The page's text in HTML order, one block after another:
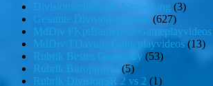
Divisionsmitglieder Vorstellung (3)
Gesamte Divisionsbeiträge (627)
MdDiv FKptBattlefield Gameplayvideos
MdDiv TDavidis Gameplayvideos (13)
Rubrik Bestes Gameplay (53)
Rubrik Büroprojekt
(5)
Rubrik DivisionSR 2 vs 2 (1)